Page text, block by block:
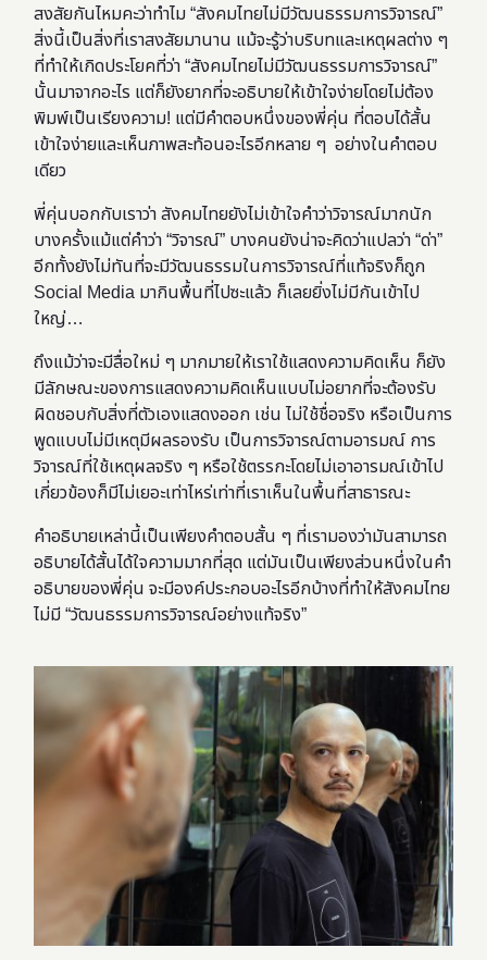
สงสัยกันไหมคะว่าทำไม “สังคมไทยไม่มีวัฒนธรรมการวิจารณ์”
สิ่งนี้เป็นสิ่งที่เราสงสัยมานาน แม้จะรู้ว่าบริบทและเหตุผลต่าง ๆ
ที่ทำให้เกิดประโยคที่ว่า “สังคมไทยไม่มีวัฒนธรรมการวิจารณ์”
นั้นมาจากอะไร แต่ก็ยังยากที่จะอธิบายให้เข้าใจง่ายโดยไม่ต้อง
พิมพ์เป็นเรียงความ! แต่มีคำตอบหนึ่งของพี่คุ่น ที่ตอบได้สั้น
เข้าใจง่ายและเห็นภาพสะท้อนอะไรอีกหลาย ๆ อย่างในคำตอบ
เดียว
พี่คุ่นบอกกับเราว่า สังคมไทยยังไม่เข้าใจคำว่าวิจารณ์มากนัก
บางครั้งแม้แต่คำว่า “วิจารณ์” บางคนยังน่าจะคิดว่าแปลว่า “ด่า”
อีกทั้งยังไม่ทันที่จะมีวัฒนธรรมในการวิจารณ์ที่แท้จริงก็ถูก
Social Media มากินพื้นที่ไปซะแล้ว ก็เลยยิ่งไม่มีกันเข้าไป
ใหญ่…
ถึงแม้ว่าจะมีสื่อใหม่ ๆ มากมายให้เราใช้แสดงความคิดเห็น ก็ยัง
มีลักษณะของการแสดงความคิดเห็นแบบไม่อยากที่จะต้องรับ
ผิดชอบกับสิ่งที่ตัวเองแสดงออก เช่น ไม่ใช้ชื่อจริง หรือเป็นการ
พูดแบบไม่มีเหตุมีผลรองรับ เป็นการวิจารณ์ตามอารมณ์ การ
วิจารณ์ที่ใช้เหตุผลจริง ๆ หรือใช้ตรรกะโดยไม่เอาอารมณ์เข้าไป
เกี่ยวข้องก็มีไม่เยอะเท่าไหร่เท่าที่เราเห็นในพื้นที่สาธารณะ
คำอธิบายเหล่านี้เป็นเพียงคำตอบสั้น ๆ ที่เรามองว่ามันสามารถ
อธิบายได้สั้นได้ใจความมากที่สุด แต่มันเป็นเพียงส่วนหนึ่งในคำ
อธิบายของพี่คุ่น จะมีองค์ประกอบอะไรอีกบ้างที่ทำให้สังคมไทย
ไม่มี “วัฒนธรรมการวิจารณ์อย่างแท้จริง”